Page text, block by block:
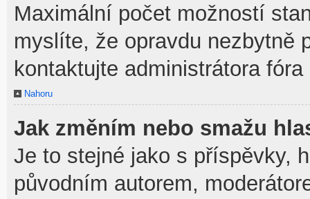
Maximální počet možností
myslíte, že opravdu nezbytně
kontaktujte administrátora
Nahoru
Jak změním nebo smažu
Je to stejné jako s příspěvky,
původním autorem,